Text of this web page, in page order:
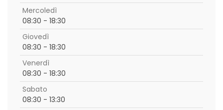
Mercoledì
08:30 - 18:30
Giovedì
08:30 - 18:30
Venerdì
08:30 - 18:30
Sabato
08:30 - 13:30